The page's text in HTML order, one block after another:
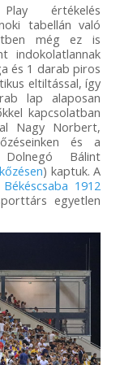
értékelés
tabellán való
még ez is
indokolatlannak
és 1 darab piros
eltiltással, így
lap alaposan
kapcsolatban
Nagy Norbert,
és a
Dolnegó Bálint
) kaptuk. A
1912
egyetlen